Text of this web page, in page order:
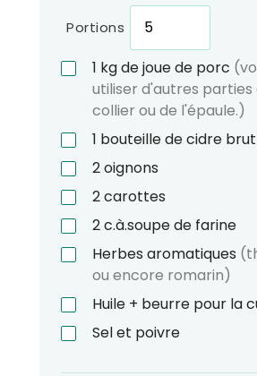
Portions
1 kgde joue de porc
utiliser d'autres
collier ou de l'épaule.)
1 bouteille de cidre brut
2oignons
2carottes
2c.à.soupede farine
Herbes aromatiques
ou encore romarin)
Huile + beurre pour la
Sel et poivre